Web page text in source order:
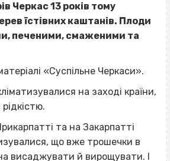
Черкас 13 років тому
їстівних каштанів. Плоди
печеними, смаженими та
«Суспільне Черкаси».
на заході країни,
та на Закарпатті
що вже трошечки в
висаджувати й вирощувати. І